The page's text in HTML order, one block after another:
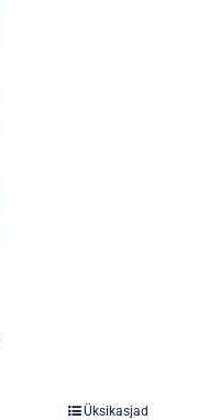
Üksikasjad